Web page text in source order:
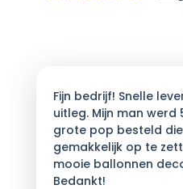
Fijn bedrijf! Snelle
uitleg. Mijn man werd
grote pop besteld die
gemakkelijk op te
mooie ballonnen
Bedankt!